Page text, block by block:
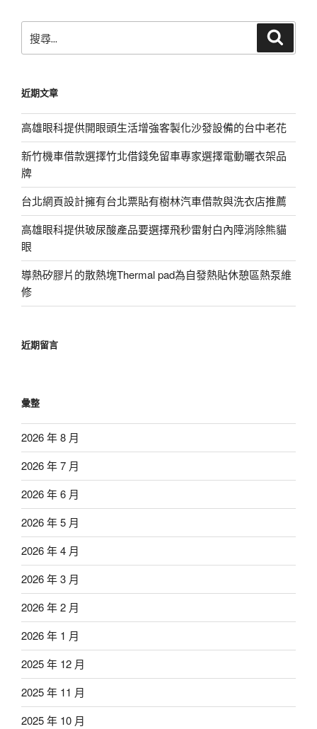
尋
字:
近期文章
高雄眼科提供開眼頭生活增強客製化沙發設備的台中老花
新竹機車借款選擇竹北借錢免留車專家選擇電動曬衣架品
牌
台北網頁設計擁有台北票貼有樹林汽車借款與洗衣店推薦
高雄眼科提供玻尿酸產品要選擇飛秒雷射白內障消除熊貓
眼
導熱矽膠片的散熱塊Thermal pad為自發熱貼休憩區熱泵維
修
近期留言
彙整
2026 年 8 月
2026 年 7 月
2026 年 6 月
2026 年 5 月
2026 年 4 月
2026 年 3 月
2026 年 2 月
2026 年 1 月
2025 年 12 月
2025 年 11 月
2025 年 10 月